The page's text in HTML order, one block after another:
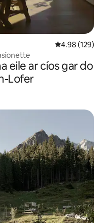
Meánrátáil
4.98 (129)
eile ar cíos gar do
Lofer